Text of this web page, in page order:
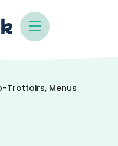
Trottoirs, Menus